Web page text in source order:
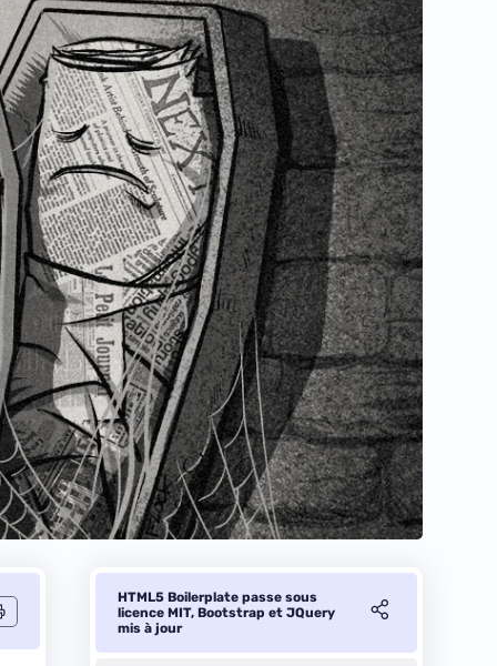
HTML5 Boilerplate passe sous
licence MIT, Bootstrap et JQuery
mis à jour